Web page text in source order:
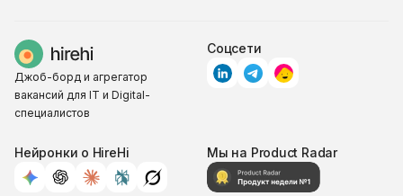
Джоб-борд и агрегатор
вакансий для IT и Digital-
специалистов
Соцсети
Нейронки о HireHi Мы на Product Radar